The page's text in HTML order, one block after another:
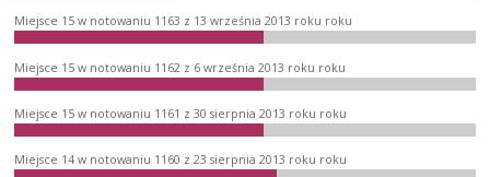
Miejsce 15 w notowaniu 1163 z 13 września 2013 roku roku
Miejsce 15 w notowaniu 1162 z 6 września 2013 roku roku
Miejsce 15 w notowaniu 1161 z 30 sierpnia 2013 roku roku
Miejsce 14 w notowaniu 1160 z 23 sierpnia 2013 roku roku